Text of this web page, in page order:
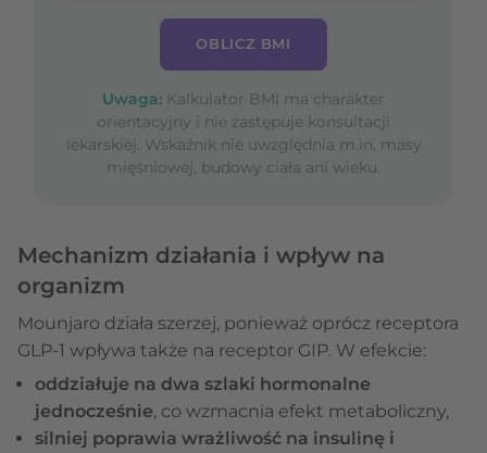
OBLICZ BMI
Uwaga: Kalkulator BMI ma charakter
orientacyjny i nie zastępuje konsultacji
lekarskiej. Wskaźnik nie uwzględnia m.in. masy
mięśniowej, budowy ciała ani wieku.
Mechanizm działania i wpływ na
organizm
Mounjaro działa szerzej, ponieważ oprócz receptora
GLP-1 wpływa także na receptor GIP. W efekcie:
oddziałuje na dwa szlaki hormonalne
jednocześnie, co wzmacnia efekt metaboliczny,
silniej poprawia wrażliwość na insulinę i